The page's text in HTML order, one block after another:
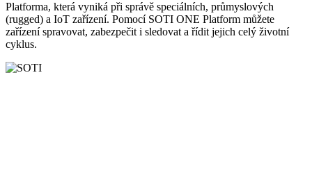
Platforma, která vyniká při správě speciálních, průmyslových
(rugged) a IoT zařízení. Pomocí SOTI ONE Platform můžete
zařízení spravovat, zabezpečit i sledovat a řídit jejich celý životní
cyklus.